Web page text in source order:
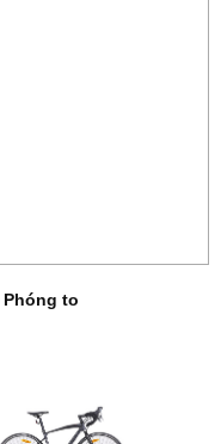
TÂM TP.HCM
cao từ 1m55 đến
Phóng to